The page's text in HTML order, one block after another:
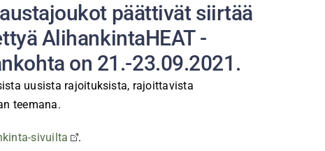
päättivät siirtää
AlihankintaHEAT -
on 21.-23.09.2021.
uusista rajoituksista, rajoittavista
teemana.
sivuilta .